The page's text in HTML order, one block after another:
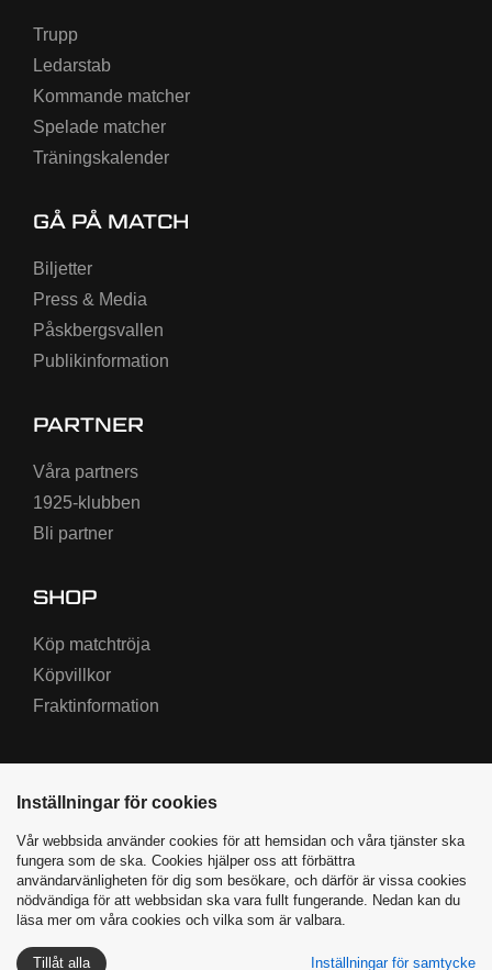
Trupp
Ledarstab
Kommande matcher
Spelade matcher
Träningskalender
GÅ PÅ MATCH
Biljetter
Press & Media
Påskbergsvallen
Publikinformation
PARTNER
Våra partners
1925-klubben
Bli partner
SHOP
Köp matchtröja
Köpvillkor
Fraktinformation
Varbergs BoIS © 2026 |
Inställningar för cookies
Vår webbsida använder cookies för att hemsidan och våra tjänster ska
fungera som de ska. Cookies hjälper oss att förbättra
användarvänligheten för dig som besökare, och därför är vissa cookies
nödvändiga för att webbsidan ska vara fullt fungerande. Nedan kan du
läsa mer om våra cookies och vilka som är valbara.
Tillåt alla Inställningar för samtycke